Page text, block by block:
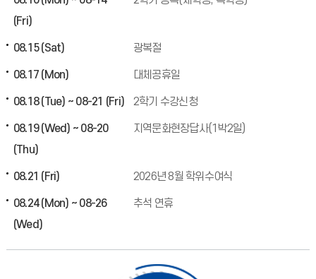
(Fri)
08.15 (Sat) 광복절
08.17 (Mon) 대체공휴일
08.18 (Tue) ~ 08-21 (Fri) 2학기 수강신청
08.19 (Wed) ~ 08-20
(Thu)
지역문화현장답사(1박2일)
08.21 (Fri) 2026년 8월 학위수여식
08.24 (Mon) ~ 08-26
(Wed)
추석 연휴